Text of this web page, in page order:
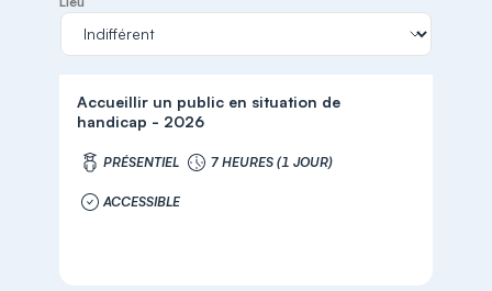
Accueillir un public en situation de
handicap - 2026
PRÉSENTIEL 7 HEURES (1 JOUR)
ACCESSIBLE